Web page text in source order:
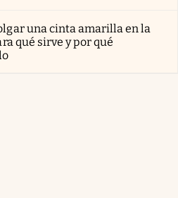
una cinta amarilla en la
qué sirve y por qué